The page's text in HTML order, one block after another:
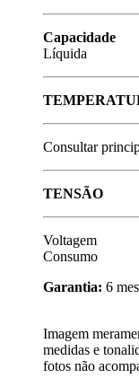
Capacidade
Consultar
TENSÃO
Voltagem
Consumo
Garantia: 6
Imagem
medidas e
fotos não